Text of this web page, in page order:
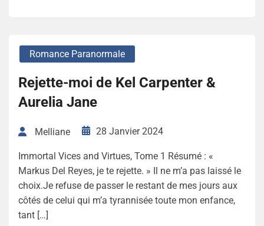
Romance Paranormale
Rejette-moi de Kel Carpenter &
Aurelia Jane
Melliane 28 Janvier 2024
Immortal Vices and Virtues, Tome 1 Résumé : «
Markus Del Reyes, je te rejette. » Il ne m’a pas laissé le
choix.Je refuse de passer le restant de mes jours aux
côtés de celui qui m’a tyrannisée toute mon enfance,
tant […]